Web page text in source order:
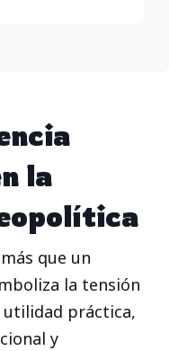
la
que un
la tensión
práctica,
y